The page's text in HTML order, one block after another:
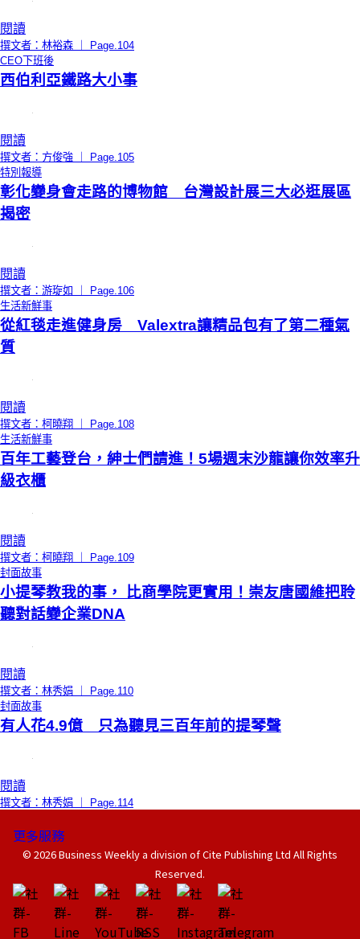
閱讀
撰文者：林裕森 ｜ Page.104
CEO下班後
西伯利亞鐵路大小事
閱讀
撰文者：方俊強 ｜ Page.105
特別報導
彰化變身會走路的博物館 台灣設計展三大必逛展區
揭密
閱讀
撰文者：游琁如 ｜ Page.106
生活新鮮事
從紅毯走進健身房 Valextra讓精品包有了第二種氣
質
閱讀
撰文者：柯曉翔 ｜ Page.108
生活新鮮事
百年工藝登台，紳士們請進！5場週末沙龍讓你效率升
級衣櫃
閱讀
撰文者：柯曉翔 ｜ Page.109
封面故事
小提琴教我的事， 比商學院更實用！崇友唐國維把聆
聽對話變企業DNA
閱讀
撰文者：林秀娟 ｜ Page.110
封面故事
有人花4.9億 只為聽見三百年前的提琴聲
閱讀
撰文者：林秀娟 ｜ Page.114
更多服務
© 2026 Business Weekly a division of Cite Publishing Ltd All Rights
Reserved.